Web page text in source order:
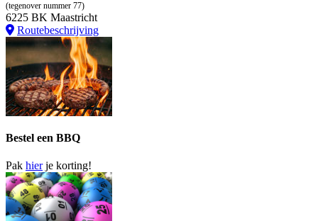
(tegenover nummer 77)
6225 BK Maastricht
Routebeschrijving
Bestel een BBQ
Pak hierje korting!